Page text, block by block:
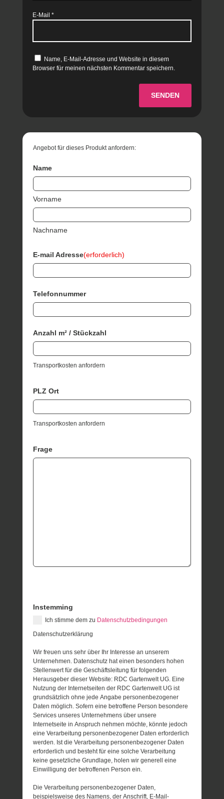
E-Mail *
Name, E-Mail-Adresse und Website in diesem
Browser für meinen nächsten Kommentar speichern.
SENDEN
Angebot für dieses Produkt anfordern:
Name
Vorname
Nachname
E-mail Adresse(erforderlich)
Telefonnummer
Anzahl m² / Stückzahl
Transportkosten anfordern
PLZ Ort
Transportkosten anfordern
Frage
Instemming
Ich stimme dem zu Datenschutzbedingungen
Datenschutzerklärung
Wir freuen uns sehr über Ihr Interesse an unserem
Unternehmen. Datenschutz hat einen besonders hohen
Stellenwert für die Geschäftsleitung für folgenden
Herausgeber dieser Website: RDC Gartenwelt UG. Eine
Nutzung der Internetseiten der RDC Gartenwelt UG ist
grundsätzlich ohne jede Angabe personenbezogener
Daten möglich. Sofern eine betroffene Person besondere
Services unseres Unternehmens über unsere
Internetseite in Anspruch nehmen möchte, könnte jedoch
eine Verarbeitung personenbezogener Daten erforderlich
werden. Ist die Verarbeitung personenbezogener Daten
erforderlich und besteht für eine solche Verarbeitung
keine gesetzliche Grundlage, holen wir generell eine
Einwilligung der betroffenen Person ein.
Die Verarbeitung personenbezogener Daten,
beispielsweise des Namens, der Anschrift, E-Mail-